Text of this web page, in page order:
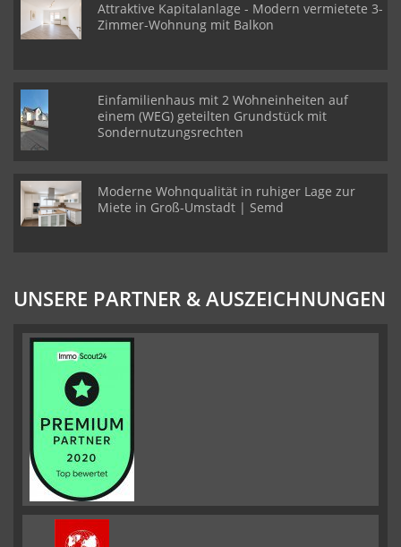
Attraktive Kapitalanlage - Modern vermietete 3-
Zimmer-Wohnung mit Balkon
Einfamilienhaus mit 2 Wohneinheiten auf
einem (WEG) geteilten Grundstück mit
Sondernutzungsrechten
Moderne Wohnqualität in ruhiger Lage zur
Miete in Groß-Umstadt | Semd
UNSERE PARTNER & AUSZEICHNUNGEN